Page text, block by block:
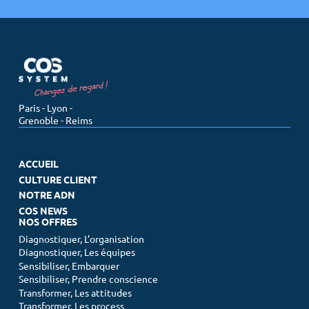
Paris - Lyon -
Grenoble - Reims
ACCUEIL
CULTURE CLIENT
NOTRE ADN
COS NEWS
NOS OFFRES
Diagnostiquer, L’organisation
Diagnostiquer, Les équipes
Sensibiliser, Embarquer
Sensibiliser, Prendre conscience
Transformer, Les attitudes
Transformer, Les process